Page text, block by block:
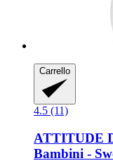
Carrello
4.5 (11)
ATTITUDE
Bambini -​